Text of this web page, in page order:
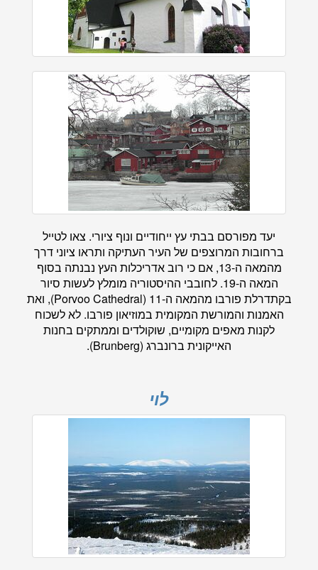
יעד מפורסם בבתי עץ ייחודיים ונוף ציורי. צאו לטייל
ברחובות המרוצפים של העיר העתיקה ותראו ציוני דרך
מהמאה ה-13, אם כי רוב אדריכלות העץ נבנתה בסוף
המאה ה-19. לחובבי ההיסטוריה מומלץ לעשות סיור
בקתדרלת פורבו מהמאה ה-11 (Porvoo Cathedral), ואת
האמנות והמורשת המקומית במוזיאון פורבו. לא לשכוח
לקנות מאפים מקומיים, שוקולדים וממתקים בחנות
האייקונית ברונברג (Brunberg).
לוי